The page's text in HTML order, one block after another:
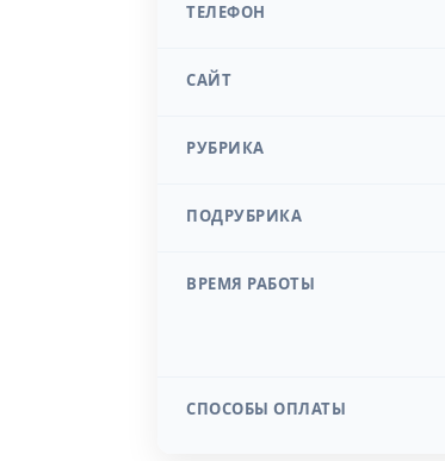
ТЕЛЕФОН
САЙТ
РУБРИКА
ПОДРУБРИКА
ВРЕМЯ РАБОТЫ
СПОСОБЫ ОПЛАТЫ